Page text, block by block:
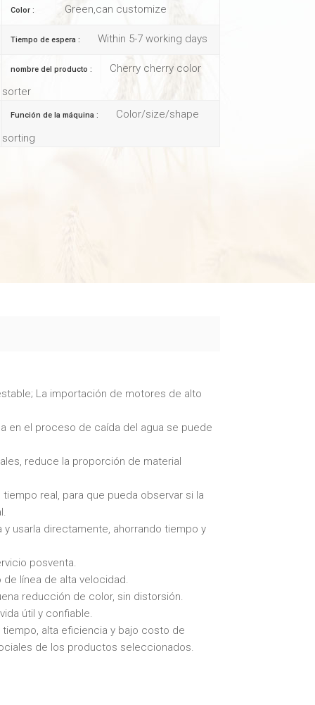
Color : Green,can customize
Tiempo de espera : Within 5-7 working days
nombre del producto :
Cherry cherry color
sorter
Función de la máquina :
Color/size/shape
sorting
La importación de motores de alto
en el proceso de caída del agua se puede
reduce la proporción de material
real, para que pueda observar si la
usarla directamente, ahorrando tiempo y
posventa.
línea de alta velocidad.
reducción de color, sin distorsión.
útil y confiable.
tiempo, alta eficiencia y bajo costo de
de los productos seleccionados.